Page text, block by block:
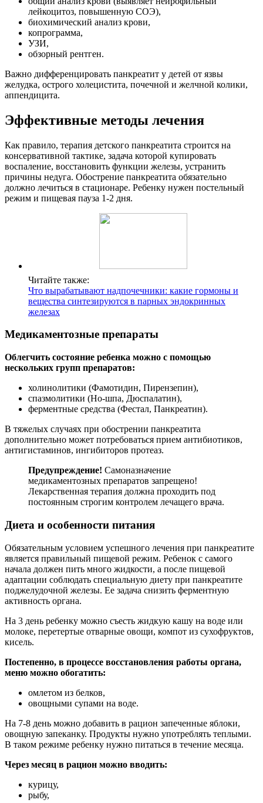
лейкоцитоз, повышенную СОЭ),
биохимический анализ крови,
копрограмма,
УЗИ,
обзорный рентген.
Важно дифференцировать панкреатит у детей от язвы
желудка, острого холецистита, почечной и желчной колики,
аппендицита.
Эффективные методы лечения
Как правило, терапия детского панкреатита строится на
консервативной тактике, задача которой купировать
воспаление, восстановить функции железы, устранить
причины недуга. Обострение панкреатита обязательно
должно лечиться в стационаре. Ребенку нужен постельный
режим и пищевая пауза 1-2 дня.
Читайте также:
Что вырабатывают надпочечники: какие гормоны и
вещества синтезируются в парных эндокринных
железах
Медикаментозные препараты
Облегчить состояние ребенка можно с помощью
нескольких групп препаратов:
холинолитики (Фамотидин, Пирензепин),
спазмолитики (Но-шпа, Дюспалатин),
ферментные средства (Фестал, Панкреатин).
В тяжелых случаях при обострении панкреатита
дополнительно может потребоваться прием антибиотиков,
антигистаминов, ингибиторов протеаз.
Предупреждение! Самоназначение
медикаментозных препаратов запрещено!
Лекарственная терапия должна проходить под
постоянным строгим контролем лечащего врача.
Диета и особенности питания
Обязательным условием успешного лечения при панкреатите
является правильный пищевой режим. Ребенок с самого
начала должен пить много жидкости, а после пищевой
адаптации соблюдать специальную диету при панкреатите
поджелудочной железы. Ее задача снизить ферментную
активность органа.
На 3 день ребенку можно съесть жидкую кашу на воде или
молоке, перетертые отварные овощи, компот из сухофруктов,
кисель.
Постепенно, в процессе восстановления работы органа,
меню можно обогатить:
омлетом из белков,
овощными супами на воде.
На 7-8 день можно добавить в рацион запеченные яблоки,
овощную запеканку. Продукты нужно употреблять теплыми.
В таком режиме ребенку нужно питаться в течение месяца.
Через месяц в рацион можно вводить:
курицу,
рыбу,